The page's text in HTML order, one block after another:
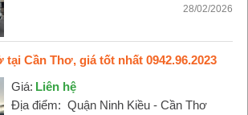
28/02/2026
tại Cần Thơ, giá tốt nhất 0942.96.2023
Giá: Liên hệ
Địa điểm: Quận Ninh Kiều - Cần Thơ